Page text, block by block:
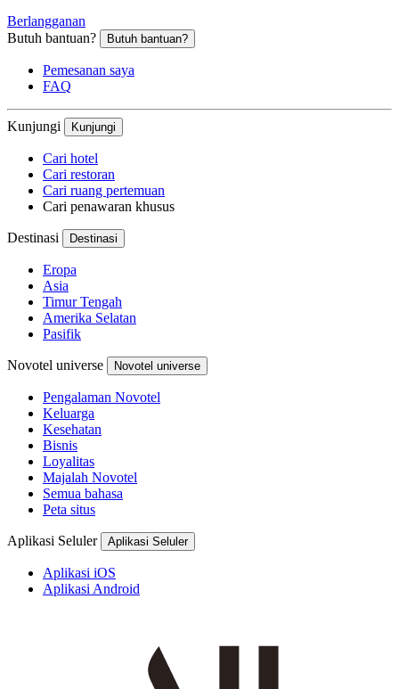
Berlangganan
Butuh bantuan?
Butuh bantuan?
Pemesanan saya
FAQ
Kunjungi Kunjungi
Cari hotel
Cari restoran
Cari ruang pertemuan
Cari penawaran khusus
Destinasi Destinasi
Eropa
Asia
Timur Tengah
Amerika Selatan
Pasifik
Novotel universe Novotel universe
Pengalaman Novotel
Keluarga
Kesehatan
Bisnis
Loyalitas
Majalah Novotel
Semua bahasa
Peta situs
Aplikasi Seluler Aplikasi Seluler
Aplikasi iOS
Aplikasi Android